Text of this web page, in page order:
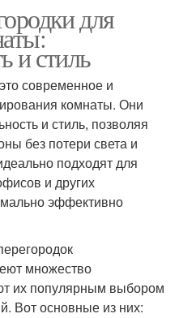
для
и стиль
современное и
комнаты. Они
и стиль, позволяя
без потери света и
подходят для
и других
эффективно
множество
их популярным выбором
Вот основные из них: